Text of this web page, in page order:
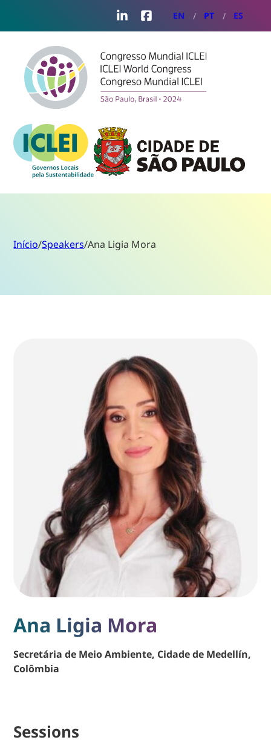
LinkedInFacebook
EN PT ES
Início/Speakers/Ana Ligia Mora
Ana Ligia Mora
Secretária de Meio Ambiente, Cidade de Medellín,
Colômbia
Sessions